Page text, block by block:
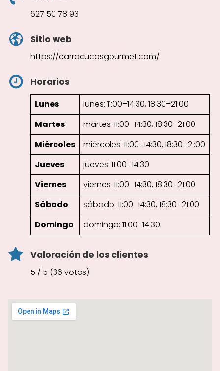
627 50 78 93
Sitio web
https://carracucosgourmet.com/
Horarios
Lunes
lunes: 11:00–14:30, 18:30–21:00
Martes
martes: 11:00–14:30, 18:30–21:00
Miércoles
miércoles: 11:00–14:30, 18:30–21:00
Jueves
jueves: 11:00–14:30
Viernes
viernes: 11:00–14:30, 18:30–21:00
Sábado
sábado: 11:00–14:30, 18:30–21:00
Domingo
domingo: 11:00–14:30
Valoración de los clientes
5 / 5 (36 votos)